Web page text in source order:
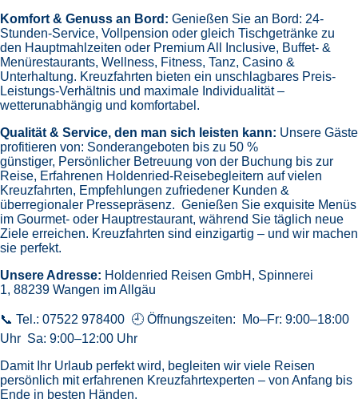
Komfort & Genuss an Bord: Genießen Sie an Bord: 24-
Stunden-Service, Vollpension oder gleich Tischgetränke zu
den Hauptmahlzeiten oder Premium All Inclusive, Buffet- &
Menürestaurants, Wellness, Fitness, Tanz, Casino &
Unterhaltung. Kreuzfahrten bieten ein unschlagbares Preis-
Leistungs-Verhältnis und maximale Individualität –
wetterunabhängig und komfortabel.
Qualität & Service, den man sich leisten kann: Unsere Gäste
profitieren von: Sonderangeboten bis zu 50 %
günstiger, Persönlicher Betreuung von der Buchung bis zur
Reise, Erfahrenen Holdenried-Reisebegleitern auf vielen
Kreuzfahrten, Empfehlungen zufriedener Kunden &
überregionaler Pressepräsenz. Genießen Sie exquisite Menüs
im Gourmet- oder Hauptrestaurant, während Sie täglich neue
Ziele erreichen. Kreuzfahrten sind einzigartig – und wir machen
sie perfekt.
Unsere Adresse: Holdenried Reisen GmbH, Spinnerei
1, 88239 Wangen im Allgäu
📞 Tel.: 07522 978400 🕘 Öffnungszeiten: Mo–Fr: 9:00–18:00
Uhr Sa: 9:00–12:00 Uhr
Damit Ihr Urlaub perfekt wird, begleiten wir viele Reisen
persönlich mit erfahrenen Kreuzfahrtexperten – von Anfang bis
Ende in besten Händen.